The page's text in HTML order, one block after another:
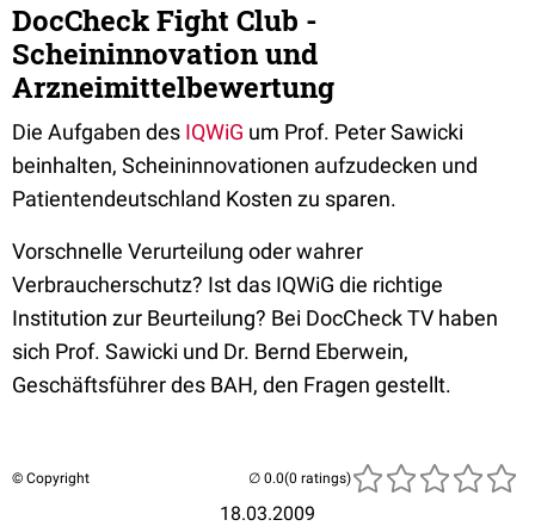
DocCheck Fight Club -
Scheininnovation und
Arzneimittelbewertung
Die Aufgaben des IQWiG um Prof. Peter Sawicki
beinhalten, Scheininnovationen aufzudecken und
Patientendeutschland Kosten zu sparen.
Vorschnelle Verurteilung oder wahrer
Verbraucherschutz? Ist das IQWiG die richtige
Institution zur Beurteilung? Bei DocCheck TV haben
sich Prof. Sawicki und Dr. Bernd Eberwein,
Geschäftsführer des BAH, den Fragen gestellt.
© Copyright
18.03.2009
(0 ratings)